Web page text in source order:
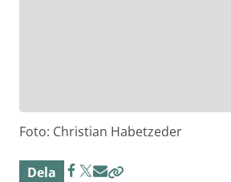
Foto: Christian Habetzeder
Dela